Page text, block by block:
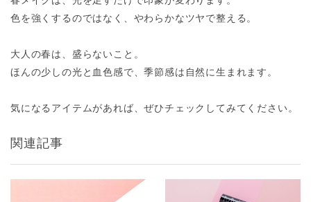
色を強くするのではなく、やわらかなツヤで整える。
大人の春は、盛らないこと。
ほんの少しの光と血色感で、季節感は自然に生まれます。
気になるアイテムがあれば、ぜひチェックしてみてください。
関連記事